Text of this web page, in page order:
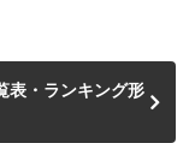
表・ランキング形